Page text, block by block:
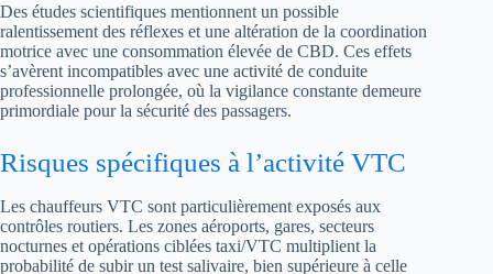
Des études scientifiques mentionnent un possible
ralentissement des réflexes et une altération de la coordination
motrice avec une consommation élevée de CBD. Ces effets
s’avèrent incompatibles avec une activité de conduite
professionnelle prolongée, où la vigilance constante demeure
primordiale pour la sécurité des passagers.
Risques spécifiques à l’activité VTC
Les chauffeurs VTC sont particulièrement exposés aux
contrôles routiers. Les zones aéroports, gares, secteurs
nocturnes et opérations ciblées taxi/VTC multiplient la
probabilité de subir un test salivaire, bien supérieure à celle